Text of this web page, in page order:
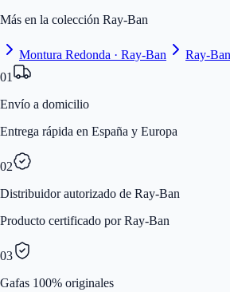
Más en la colección Ray-Ban
Montura Redonda · Ray-Ban
Ray-
01
Envío a domicilio
Entrega rápida en España y Europa
02
Distribuidor autorizado de Ray-Ban
Producto certificado por Ray-Ban
03
Gafas 100% originales